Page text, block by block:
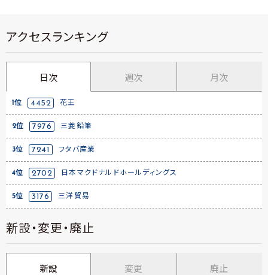
アクセスランキング
日次 週次 月次
1位 4452 花王
2位 7976 三菱鉛筆
3位 7241 フタバ産業
4位 2702 日本マクドナルドホールディングス
5位 3176 三洋貿易
新設・変更・廃止
新設 変更 廃止